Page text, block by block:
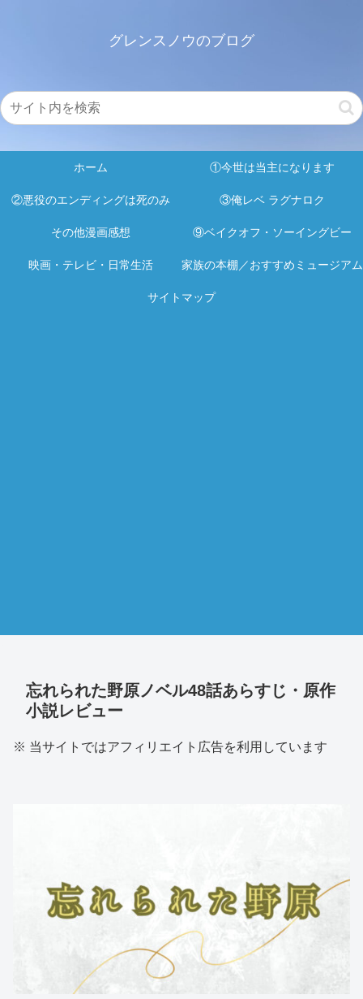
グレンスノウのブログ
ホーム ①今世は当主になります
②悪役のエンディングは死のみ ③俺レベ ラグナロク
その他漫画感想 ⑨ベイクオフ・ソーイングビー
映画・テレビ・日常生活 家族の本棚／おすすめミュージアム
サイトマップ
忘れられた野原ノベル48話あらすじ・原作
小説レビュー
※ 当サイトではアフィリエイト広告を利用しています